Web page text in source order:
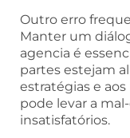
Outro erro
Manter um
agencia é
partes estejam
estratégias e
pode levar a
insatisfatórios.